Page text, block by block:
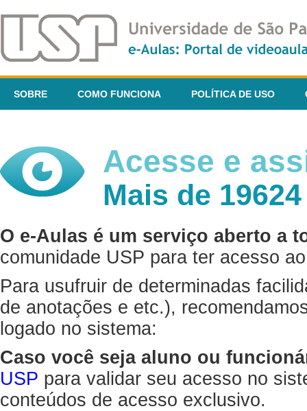
SOBRE COMO FUNCIONA POLÍTICA DE USO
Acesse e
Mais de
O e-Aulas é um serviço aberto a
comunidade USP para ter acesso
Para usufruir de determinadas
de anotações e etc.),
logado no sistema:
Caso você seja aluno ou
USP para validar seu acesso no
conteúdos de acesso exclusivo.